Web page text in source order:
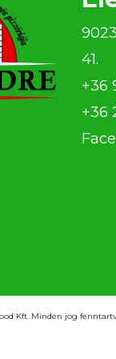
41.
+36
+36
Kft. Minden jog